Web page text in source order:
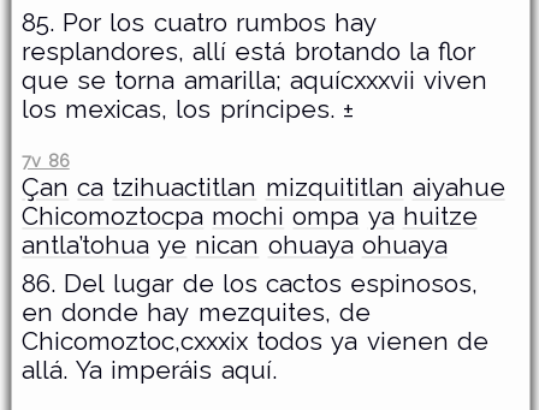
85. Por los cuatro rumbos hay
resplandores, allí está brotando la flor
que se torna amarilla; aquícxxxvii viven
los mexicas, los príncipes. ±
7v 86
Çan ca tzihuactitlan mizquititlan aiyahue
Chicomoztocpa mochi ompa ya huitze
antla’tohua ye nican ohuaya ohuaya
86. Del lugar de los cactos espinosos,
en donde hay mezquites, de
Chicomoztoc,cxxxix todos ya vienen de
allá. Ya imperáis aquí.